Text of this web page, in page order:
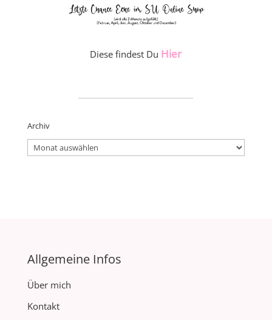
Diese findest Du Hier
Archiv
Archiv
Allgemeine Infos
Über mich
Kontakt